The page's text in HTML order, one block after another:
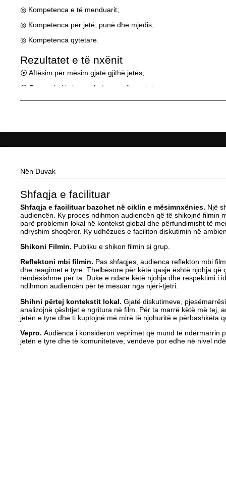
◎ Kompetenca e të menduarit;
◎ Kompetenca për jetë, punë dhe mjedis;
◎ Kompetenca qytetare.
Rezultatet e të nxënit
⦿ Aftësim për mësim gjatë gjithë jetës;
⦿ Promovimi i vlerave kulturore dhe qytetare.
Nën Duvak
Shfaqja e facilituar
Shfaqja e facilituar bazohet në ciklin e mësimnxënies. Një
audiencën. Ky proces ndihmon audiencën që të shikojnë filmin
parë problemin lokal në kontekst global dhe përfundimisht të
ndryshim shoqëror. Ky udhëzues e faciliton diskutimin në
Shikoni Filmin. Publiku e shikon filmin si grup.
Reflektoni mbi filmin. Pas shfaqjes, audienca reflekton mbi
dhe reagimet e tyre. Thelbësore për këtë qasje është njohja që
rëndësishme për ta. Duke e ndarë këtë njohja dhe respektimi i
ndihmon audiencën për të mësuar nga njëri-tjetri.
Shihni përtej kontekstit lokal. Gjatë diskutimeve,
analizojnë çështjet e ngritura në film. Për ta marrë këtë më tej,
jetën e tyre dhe ti kuptojnë më mirë të njohuritë e përbashkëta
Vepro. Audienca i konsideron veprimet që mund të ndërmarrin
jetën e tyre dhe të komuniteteve, vendeve por edhe në nivel